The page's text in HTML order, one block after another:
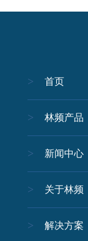
首页
林频产品
新闻中心
关于林频
解决方案